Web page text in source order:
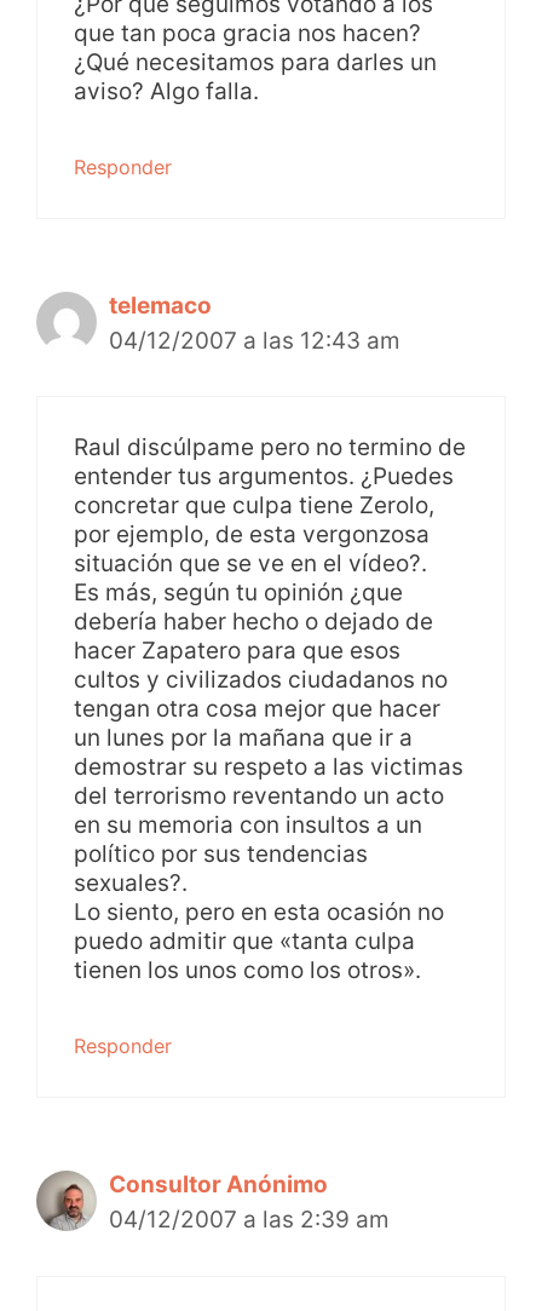
que tan poca gracia nos hacen?
¿Qué necesitamos para darles un
aviso? Algo falla.
Responder
telemaco
04/12/2007 a las 12:43 am
Raul discúlpame pero no termino de
entender tus argumentos. ¿Puedes
concretar que culpa tiene Zerolo,
por ejemplo, de esta vergonzosa
situación que se ve en el vídeo?.
Es más, según tu opinión ¿que
debería haber hecho o dejado de
hacer Zapatero para que esos
cultos y civilizados ciudadanos no
tengan otra cosa mejor que hacer
un lunes por la mañana que ir a
demostrar su respeto a las victimas
del terrorismo reventando un acto
en su memoria con insultos a un
político por sus tendencias
sexuales?.
Lo siento, pero en esta ocasión no
puedo admitir que «tanta culpa
tienen los unos como los otros».
Responder
Consultor Anónimo
04/12/2007 a las 2:39 am